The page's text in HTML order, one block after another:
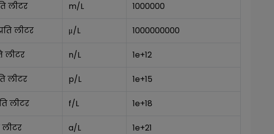
लीटर m/L 1000000
लीटर μ/L 1000000000
लीटर n/L 1e+12
लीटर p/L 1e+15
लीटर f/L 1e+18
लीटर a/L 1e+21